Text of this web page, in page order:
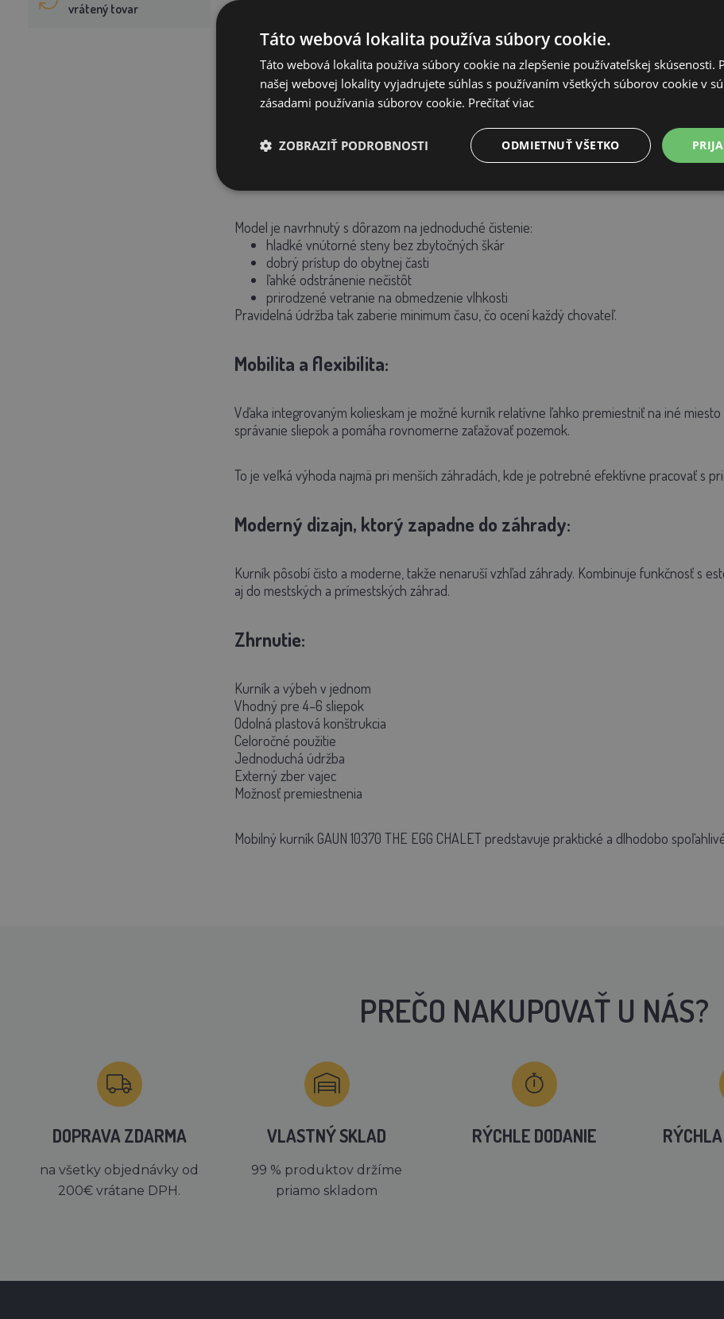
vrátený tovar
odolný voči vlhkosti a dažďu
stabilný aj pri nízkych teplotách
rezistentný voči UV žiareniu
ľahko umývateľný a hygienický
Na rozdiel od drevených kurníkov plast nenasáva vlhkosť, nepraská a nevyžaduje
Model je navrhnutý s dôrazom na jednoduché čistenie:
hladké vnútorné steny bez zbytočných škár
dobrý prístup do obytnej časti
ľahké odstránenie nečistôt
prirodzené vetranie na obmedzenie vlhkosti
Pravidelná údržba tak zaberie minimum času, čo ocení každý chovateľ.
Mobilita a flexibilita:
Vďaka integrovaným kolieskam je možné kurník relatívne ľahko premiestniť na iné
správanie sliepok a pomáha rovnomerne zaťažovať pozemok.
To je veľká výhoda najmä pri menších záhradách, kde je potrebné efektívne pracovať s
Moderný dizajn, ktorý zapadne do záhrady:
Kurník pôsobí čisto a moderne, takže nenaruší vzhľad záhrady. Kombinuje funkčnosť s
aj do mestských a prímestských záhrad.
Zhrnutie:
Kurník a výbeh v jednom
Vhodný pre 4–6 sliepok
Odolná plastová konštrukcia
Celoročné použitie
Jednoduchá údržba
Externý zber vajec
Možnosť premiestnenia
Mobilný kurník GAUN 10370 THE EGG CHALET predstavuje praktické a dlhodobo
PREČO NAKUPOVAŤ U NÁS?
DOPRAVA ZDARMA
na všetky objednávky od
200€ vrátane DPH.
VLASTNÝ SKLAD
99 % produktov držíme
priamo skladom
RÝCHLE DODANIE
Táto webová lokalita používa súbory cookie.
Táto webová lokalita používa súbory cookie na zlepšenie používateľskej skúsenosti.
našej webovej lokality vyjadrujete súhlas s používaním všetkých súborov cookie v
zásadami používania súborov cookie. Prečítať viac
ODMIETNUŤ VŠETKO
ZOBRAZIŤ PODROBNOSTI